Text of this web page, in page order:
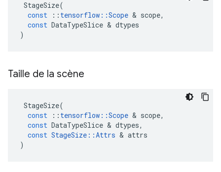
StageSize(
const
:: tensorflow ::Scope & scope,
const DataTypeSlice & dtypes
)
Taille de la scène
StageSize(
const
:: tensorflow ::Scope & scope,
const DataTypeSlice & dtypes,
const StageSize ::Attrs & attrs
)